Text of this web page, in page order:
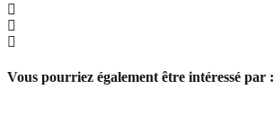
Vous pourriez également être intéressé par :